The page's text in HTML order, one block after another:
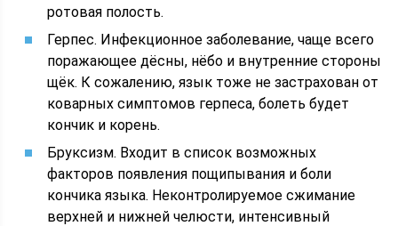
ротовая полость.
Герпес. Инфекционное заболевание, чаще всего
поражающее дёсны, нёбо и внутренние стороны
щёк. К сожалению, язык тоже не застрахован от
коварных симптомов герпеса, болеть будет
кончик и корень.
Бруксизм. Входит в список возможных
факторов появления пощипывания и боли
кончика языка. Неконтролируемое сжимание
верхней и нижней челюсти, интенсивный